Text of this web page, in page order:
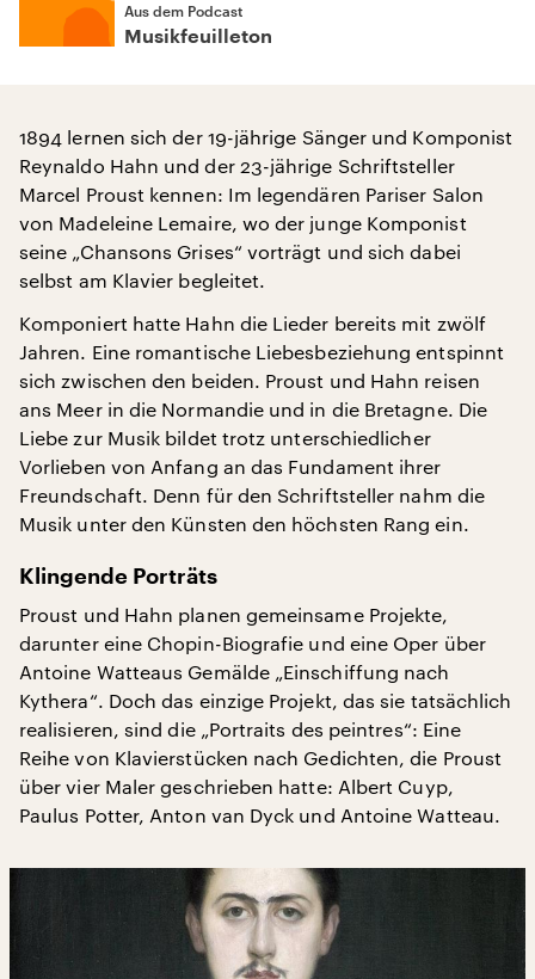
Aus dem Podcast
Musikfeuilleton
1894 lernen sich der 19-jährige Sänger und Komponist
Reynaldo Hahn und der 23-jährige Schriftsteller
Marcel Proust kennen: Im legendären Pariser Salon
von Madeleine Lemaire, wo der junge Komponist
seine „Chansons Grises“ vorträgt und sich dabei
selbst am Klavier begleitet.
Komponiert hatte Hahn die Lieder bereits mit zwölf
Jahren. Eine romantische Liebesbeziehung entspinnt
sich zwischen den beiden. Proust und Hahn reisen
ans Meer in die Normandie und in die Bretagne. Die
Liebe zur Musik bildet trotz unterschiedlicher
Vorlieben von Anfang an das Fundament ihrer
Freundschaft. Denn für den Schriftsteller nahm die
Musik unter den Künsten den höchsten Rang ein.
Klingende Porträts
Proust und Hahn planen gemeinsame Projekte,
darunter eine Chopin-Biografie und eine Oper über
Antoine Watteaus Gemälde „Einschiffung nach
Kythera“. Doch das einzige Projekt, das sie tatsächlich
realisieren, sind die „Portraits des peintres“: Eine
Reihe von Klavierstücken nach Gedichten, die Proust
über vier Maler geschrieben hatte: Albert Cuyp,
Paulus Potter, Anton van Dyck und Antoine Watteau.